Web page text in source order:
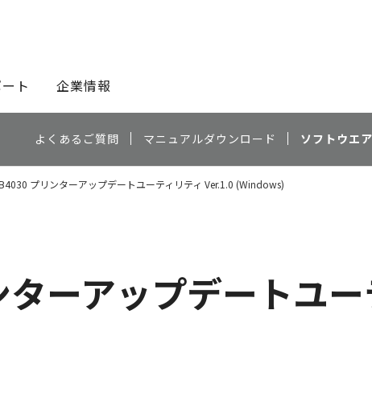
ト 企業情報
よくあるご質問 マニュアルダウンロード ソフトウエ
プリンターアップデートユーティリティ Ver.1.0 (Windows)
ーアップデートユ